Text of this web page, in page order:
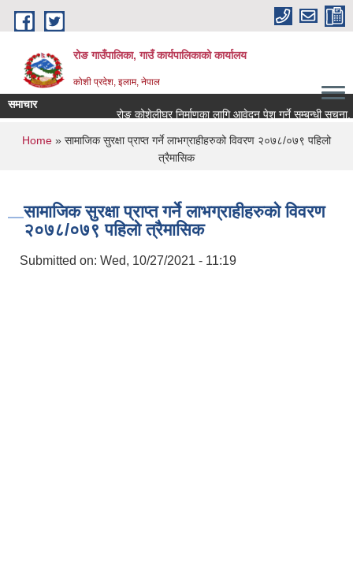
Skip to main content
रोङ गाउँपालिका, गाउँ कार्यपालिकाको कार्यालय
कोशी प्रदेश, इलाम, नेपाल
समाचार
रोङ कोशेलीघर निर्माणका लागि आवेदन पेश गर्ने सम्बन्धी सूचना.
You are here
Home » सामाजिक सुरक्षा प्राप्त गर्ने लाभग्राहीहरुको विवरण २०७८/०७९ पहिलो
त्रैमासिक
सामाजिक सुरक्षा प्राप्त गर्ने लाभग्राहीहरुको विवरण
२०७८/०७९ पहिलो त्रैमासिक
Submitted on: Wed, 10/27/2021 - 11:19